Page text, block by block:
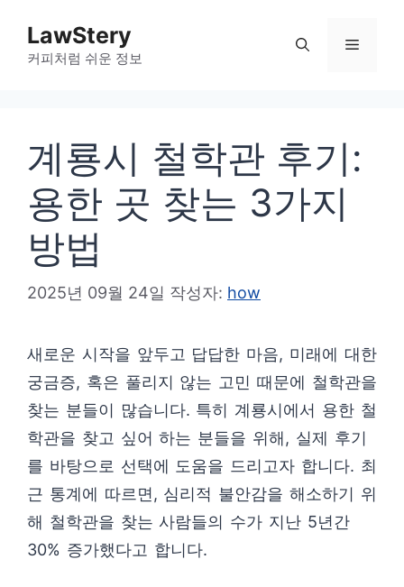
LawStery
커피처럼 쉬운 정보
메
계룡시 철학관 후기:
용한 곳 찾는 3가지
방법
2025년 09월 24일 작성자: how
새로운 시작을 앞두고 답답한 마음, 미래에 대한
궁금증, 혹은 풀리지 않는 고민 때문에 철학관을
찾는 분들이 많습니다. 특히 계룡시에서 용한 철
학관을 찾고 싶어 하는 분들을 위해, 실제 후기
를 바탕으로 선택에 도움을 드리고자 합니다. 최
근 통계에 따르면, 심리적 불안감을 해소하기 위
해 철학관을 찾는 사람들의 수가 지난 5년간
30% 증가했다고 합니다.